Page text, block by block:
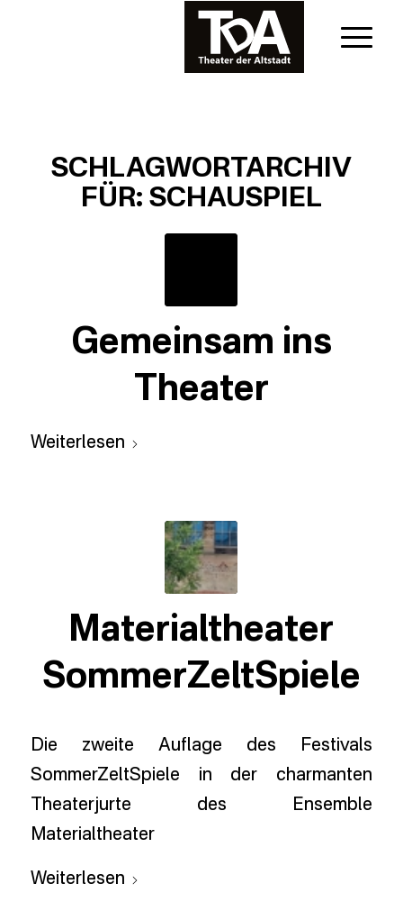
SCHLAGWORTARCHIV
FÜR: SCHAUSPIEL
Gemeinsam ins
Theater
Weiterlesen
Materialtheater
SommerZeltSpiele
Die zweite Auflage des Festivals
SommerZeltSpiele in der charmanten
Theaterjurte des Ensemble
Materialtheater
Weiterlesen